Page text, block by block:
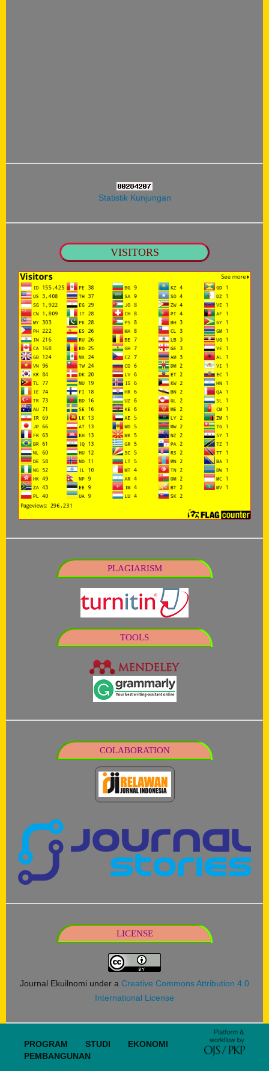
Statistik Kunjungan
VISITORS
PLAGIARISM
TOOLS
COLABORATION
LICENSE
Journal Ekuilnomi under a Creative Commons Attribution 4.0
International License
PROGRAM STUDI EKONOMI
PEMBANGUNAN